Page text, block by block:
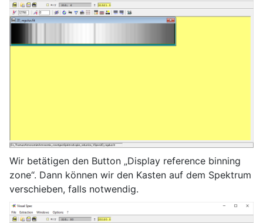
Wir betätigen den Button „Display reference binning
zone“. Dann können wir den Kasten auf dem Spektrum
verschieben, falls notwendig.